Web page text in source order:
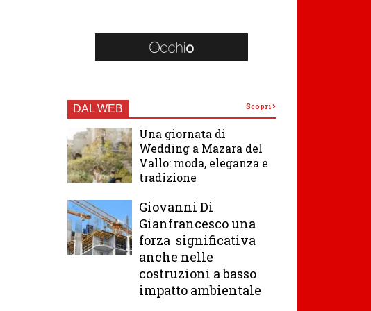
DAL WEB Scopri
Una giornata di
Wedding a Mazara del
Vallo: moda, eleganza e
tradizione
Giovanni Di
Gianfrancesco una
forza significativa
anche nelle
costruzioni a basso
impatto ambientale